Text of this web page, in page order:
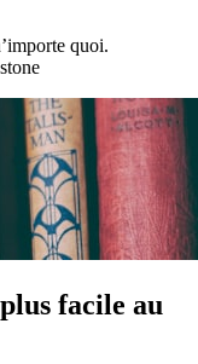
quoi.
facile au